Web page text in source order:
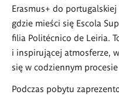
Erasmus+ do
gdzie mieści się Escola
filia Politécnico de Leiria.
i inspirującej atmosferze,
się w codziennym
Podczas pobytu